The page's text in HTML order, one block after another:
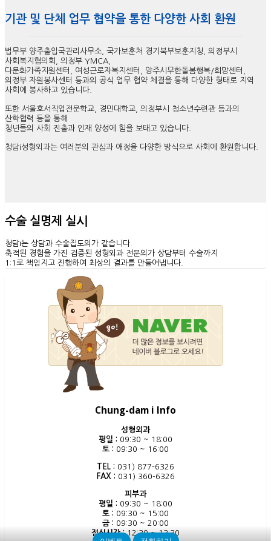
기관 및 단체 업무 협약을 통한 다양한 사회 환원
법무부 양주출입국관리사무소, 국가보훈처 경기북부보훈지청, 의정부시
사회복지협의회, 의정부 YMCA,
다문화가족지원센터, 여성근로자복지센터, 양주시무한돌봄행복/희망센터,
의정부 자원봉사센터 등과의 공식 업무 협약 체결을 통해 다양한 형태로 지역
사회에 봉사하고 있습니다.
또한 서울호서직업전문학교, 경민대학교, 의정부시 청소년수련관 등과의
산학협력 등을 통해
청년들의 사회 진출과 인재 양성에 힘을 보태고 있습니다.
청담i성형외과는 여러분의 관심과 애정을 다양한 방식으로 사회에 환원합니다.
수술 실명제 실시
청담i는 상담과 수술집도의가 같습니다.
축적된 경험을 가진 검증된 성형외과 전문의가 상담부터 수술까지
1:1로 책임지고 진행하여 최상의 결과를 만들어냅니다.
Chung-dam i Info
성형외과
평일 : 09:30 ~ 18:00
토 : 09:30 ~ 16:00
TEL : 031) 877-6326
FAX : 031) 360-6326
피부과
평일 : 09:30 ~ 18:00
토 : 09:30 ~ 15:00
금 : 09:30 ~ 20:00
점심시간 :12:30 ~ 13:30